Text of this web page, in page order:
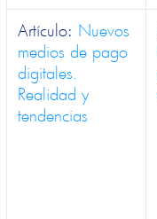
Artículo: Nuevos
medios de pago
digitales.
Realidad y
tendencias